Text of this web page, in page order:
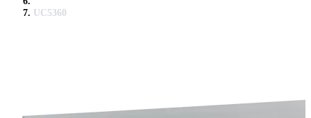
UC5360